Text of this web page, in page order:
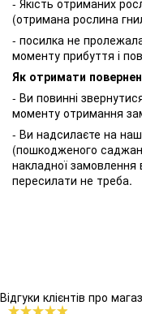
(отримана рослина
- посилка не
моменту прибуття і
Як отримати
- Ви повинні
моменту отримання
- Ви надсилаєте на
(пошкодженого
накладної
пересилати не треба.
Відгуки клієнтів про